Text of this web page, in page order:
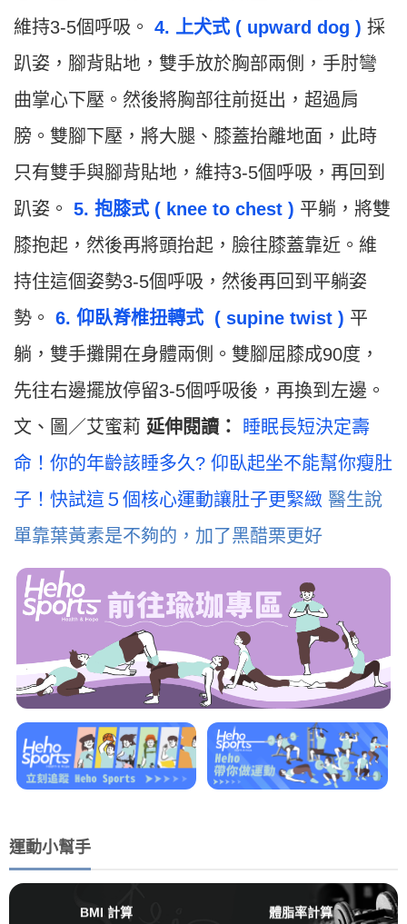
維持3-5個呼吸。 4. 上犬式 ( upward dog ) 採
趴姿，腳背貼地，雙手放於胸部兩側，手肘彎
曲掌心下壓。然後將胸部往前挺出，超過肩
膀。雙腳下壓，將大腿、膝蓋抬離地面，此時
只有雙手與腳背貼地，維持3-5個呼吸，再回到
趴姿。 5. 抱膝式 ( knee to chest ) 平躺，將雙
膝抱起，然後再將頭抬起，臉往膝蓋靠近。維
持住這個姿勢3-5個呼吸，然後再回到平躺姿
勢。 6. 仰臥脊椎扭轉式 ( supine twist ) 平
躺，雙手攤開在身體兩側。雙腳屈膝成90度，
先往右邊擺放停留3-5個呼吸後，再換到左邊。
文、圖／艾蜜莉 延伸閱讀： 睡眠長短決定壽
命！你的年齡該睡多久? 仰臥起坐不能幫你瘦肚
子！快試這５個核心運動讓肚子更緊緻 醫生說
單靠葉黃素是不夠的，加了黑醋栗更好
運動小幫手
BMI 計算 體脂率計算